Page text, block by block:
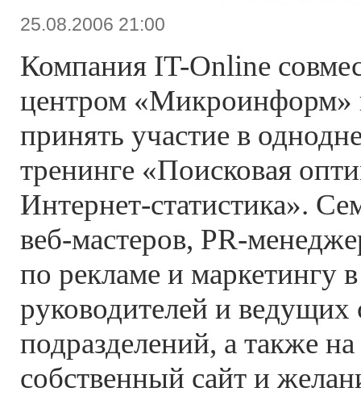
25.08.2006 21:00
Компания IT-Online
центром «Микроинформ»
принять участие в
тренинге «Поисковая
Интернет-статистика».
веб-мастеров, PR-
по рекламе и маркетингу
руководителей и ведущих
подразделений, а также на
собственный сайт и